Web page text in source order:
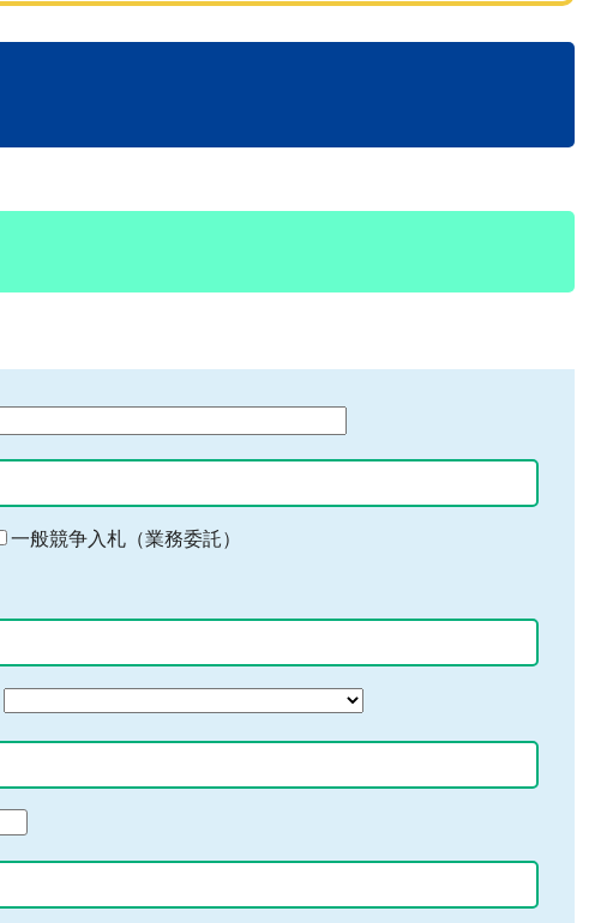
一般競争入札（業務委託）